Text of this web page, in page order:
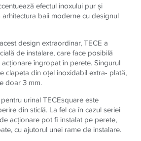
efectul inoxului pur şi
baii moderne cu designul
design extraordinar, TECE a
de instalare, care face posibilă
îngropat în perete. Singurul
clapeta din oţel inoxidabil extra- plată,
doar 3 mm.
urinal TECEsquare este
din sticlă. La fel ca în cazul seriei
acţionare pot fi instalat pe perete,
cu ajutorul unei rame de instalare.